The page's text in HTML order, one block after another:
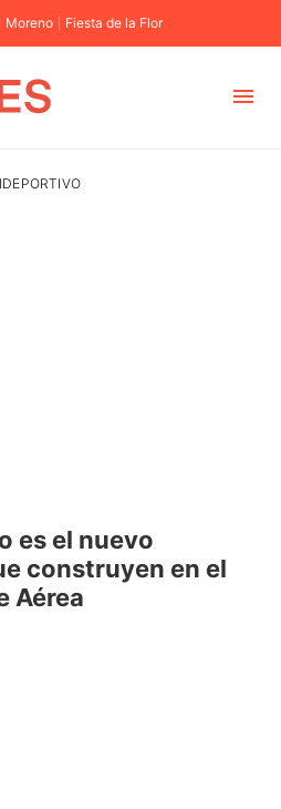
Moreno Fiesta de la Flor
es el nuevo
construyen en el
Aérea